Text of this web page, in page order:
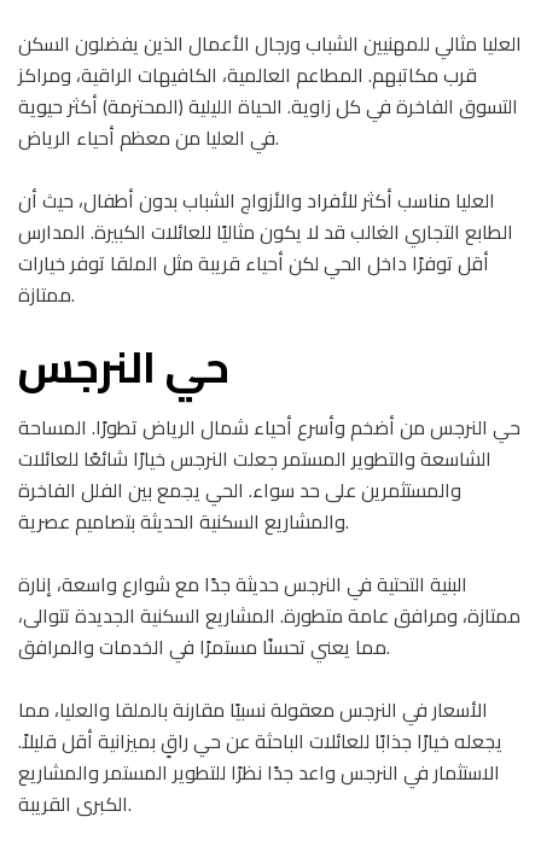
العليا مثالي للمهنيين الشباب ورجال الأعمال الذين يفضلون السكن
قرب مكاتبهم. المطاعم العالمية، الكافيهات الراقية، ومراكز
التسوق الفاخرة في كل زاوية. الحياة الليلية (المحترمة) أكثر حيوية
في العليا من معظم أحياء الرياض.
العليا مناسب أكثر للأفراد والأزواج الشباب بدون أطفال، حيث أن
الطابع التجاري الغالب قد لا يكون مثاليًا للعائلات الكبيرة. المدارس
أقل توفرًا داخل الحي لكن أحياء قريبة مثل الملقا توفر خيارات
ممتازة.
حي النرجس
حي النرجس من أضخم وأسرع أحياء شمال الرياض تطورًا. المساحة
الشاسعة والتطوير المستمر جعلت النرجس خيارًا شائعًا للعائلات
والمستثمرين على حد سواء. الحي يجمع بين الفلل الفاخرة
والمشاريع السكنية الحديثة بتصاميم عصرية.
البنية التحتية في النرجس حديثة جدًا مع شوارع واسعة، إنارة
ممتازة، ومرافق عامة متطورة. المشاريع السكنية الجديدة تتوالى،
مما يعني تحسنًا مستمرًا في الخدمات والمرافق.
الأسعار في النرجس معقولة نسبيًا مقارنة بالملقا والعليا، مما
يجعله خيارًا جذابًا للعائلات الباحثة عن حي راقٍ بميزانية أقل قليلاً.
الاستثمار في النرجس واعد جدًا نظرًا للتطوير المستمر والمشاريع
الكبرى القريبة.